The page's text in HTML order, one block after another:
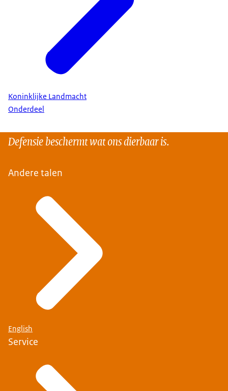
Koninklijke Landmacht
Onderdeel
Defensie beschermt wat ons dierbaar is.
Andere talen
English
Service